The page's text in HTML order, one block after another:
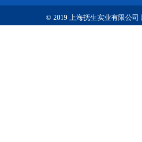
© 2019 上海抚生实业有限公司